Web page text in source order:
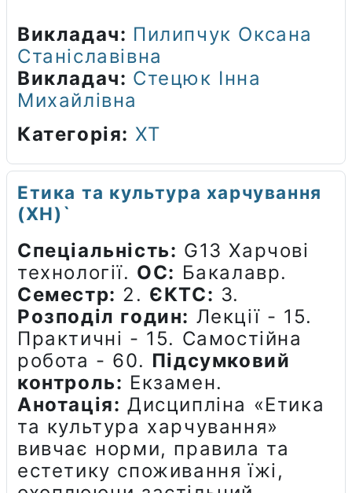
Викладач: Пилипчук Оксана
Станіславівна
Викладач: Стецюк Інна
Михайлівна
Категорія: ХТ
Етика та культура харчування
(ХН)`
Спеціальність: G13 Харчові
технології. ОС: Бакалавр.
Семестр: 2. ЄКТС: 3.
Розподіл годин: Лекції - 15.
Практичні - 15. Самостійна
робота - 60. Підсумковий
контроль: Екзамен.
Анотація: Дисципліна «Етика
та культура харчування»
вивчає норми, правила та
естетику споживання їжі,